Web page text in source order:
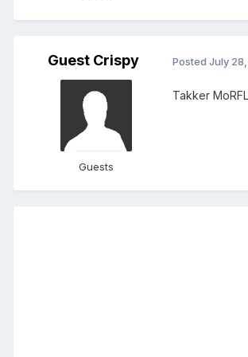
Guest Crispy
Guests
Posted July
Takker